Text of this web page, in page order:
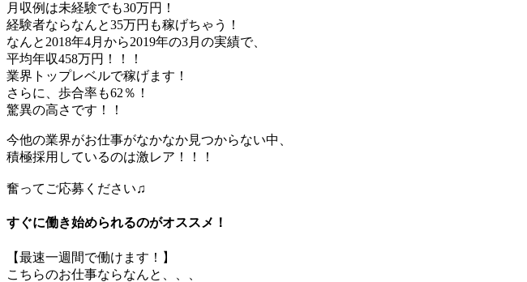
月収例は未経験でも30万円！
経験者ならなんと35万円も稼げちゃう！
なんと2018年4月から2019年の3月の実績で、
平均年収458万円！！！
業界トップレベルで稼げます！
さらに、歩合率も62％！
驚異の高さです！！
今他の業界がお仕事がなかなか見つからない中、
積極採用しているのは激レア！！！
奮ってご応募ください♫
すぐに働き始められるのがオススメ！
【最速一週間で働けます！】
こちらのお仕事ならなんと、、、